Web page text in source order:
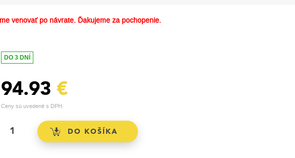
venovať po návrate. Ďakujeme za pochopenie.
DO 3 DNÍ
94.93 €
Ceny sú uvedené s DPH.